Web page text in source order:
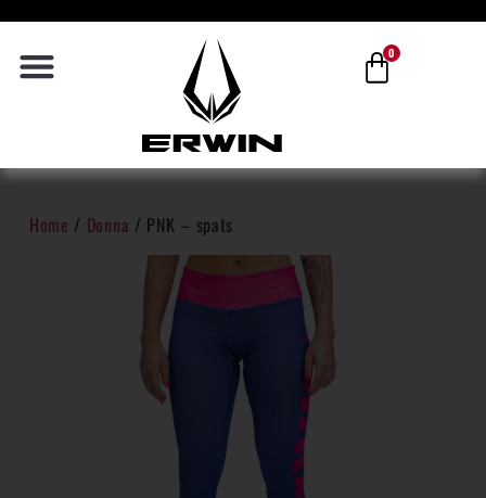
0
Home / Donna / PNK – spats